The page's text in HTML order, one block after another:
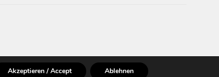
Akzeptieren / Accept Ablehnen